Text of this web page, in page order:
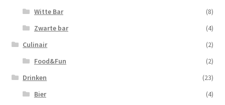
Witte Bar
(8)
Zwarte bar
(4)
Culinair
(2)
Food&Fun
(2)
Drinken
(23)
Bier
(4)